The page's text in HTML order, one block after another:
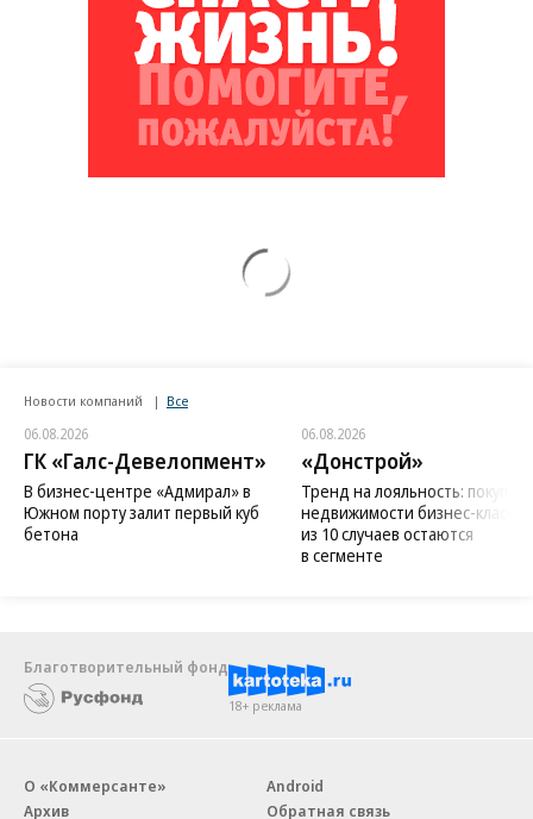
Новости компаний Все
06.08.2026
ГК «Галс-Девелопмент»
В бизнес-центре «Адмирал» в
Южном порту залит первый куб
бетона
06.08.2026
«Донстрой»
Тренд на лояльность:
недвижимости бизнес-класса
из 10 случаев остаются
в сегменте
Благотворительный фонд
18+ реклама
О «Коммерсанте»
Архив
Android
Обратная связь